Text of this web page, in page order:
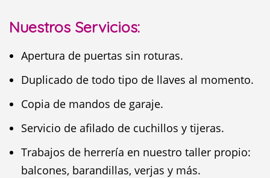
Nuestros Servicios:
Apertura de puertas sin roturas.
Duplicado de todo tipo de llaves al momento.
Copia de mandos de garaje.
Servicio de afilado de cuchillos y tijeras.
Trabajos de herrería en nuestro taller propio:
balcones, barandillas, verjas y más.